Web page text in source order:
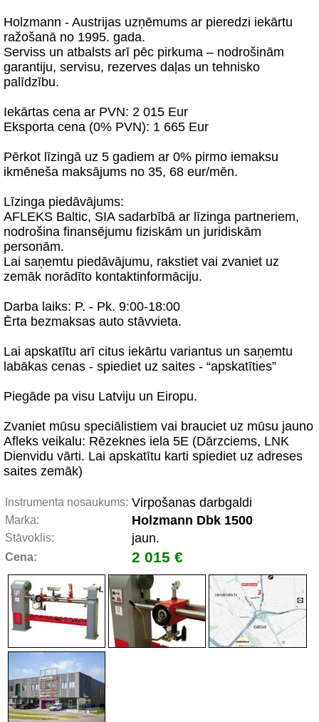
Holzmann - Austrijas uzņēmums ar pieredzi iekārtu
ražošanā no 1995. gada.
Serviss un atbalsts arī pēc pirkuma – nodrošinām
garantiju, servisu, rezerves daļas un tehnisko
palīdzību.
Iekārtas cena ar PVN: 2 015 Eur
Eksporta cena (0% PVN): 1 665 Eur
Pērkot līzingā uz 5 gadiem ar 0% pirmo iemaksu
ikmēneša maksājums no 35, 68 eur/mēn.
Līzinga piedāvājums:
AFLEKS Baltic, SIA sadarbībā ar līzinga partneriem,
nodrošina finansējumu fiziskām un juridiskām
personām.
Lai saņemtu piedāvājumu, rakstiet vai zvaniet uz
zemāk norādīto kontaktinformāciju.
Darba laiks: P. - Pk. 9:00-18:00
Ērta bezmaksas auto stāvvieta.
Lai apskatītu arī citus iekārtu variantus un saņemtu
labākas cenas - spiediet uz saites - “apskatīties”
Piegāde pa visu Latviju un Eiropu.
Zvaniet mūsu speciālistiem vai brauciet uz mūsu jauno
Afleks veikalu: Rēzeknes iela 5E (Dārzciems, LNK
Dienvidu vārti. Lai apskatītu karti spiediet uz adreses
saites zemāk)
Instrumenta nosaukums: Virpošanas darbgaldi
Marka: Holzmann Dbk 1500
Stāvoklis: jaun.
Cena: 2 015 €